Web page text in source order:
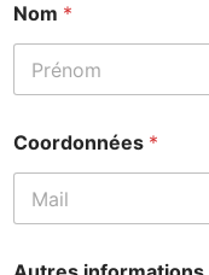
Nom *
Coordonnées *